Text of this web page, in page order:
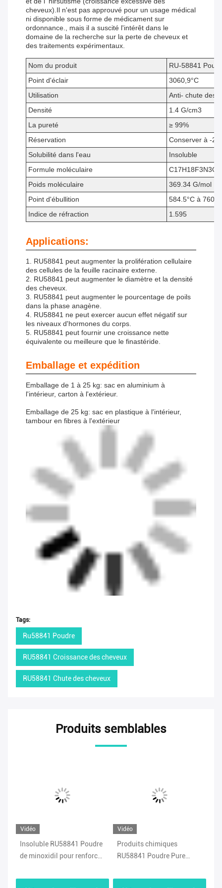
cheveux).Il n'est pas approuvé pour un usage médical
ni disponible sous forme de médicament sur
ordonnance., mais il a suscité l'intérêt dans le
domaine de la recherche sur la perte de cheveux et
des traitements expérimentaux.
Nom du produit
RU-58841
Point d'éclair
3060,9°C
Utilisation
Anti- chute des
Densité
1.4 G/cm3
La pureté
≥ 99%
Réservation
Conserver à -
Solubilité dans l'eau
Insoluble
Formule moléculaire
C17H18F3N3O3
Poids moléculaire
369.34 G/mol
Point d'ébullition
584.5°C à 760
Indice de réfraction
1.595
Applications:
1. RU58841 peut augmenter la prolifération cellulaire
des cellules de la feuille racinaire externe.
2. RU58841 peut augmenter le diamètre et la densité
des cheveux.
3. RU58841 peut augmenter le pourcentage de poils
dans la phase anagène.
4. RU58841 ne peut exercer aucun effet négatif sur
les niveaux d'hormones du corps.
5. RU58841 peut fournir une croissance nette
équivalente ou meilleure que le finastéride.
Emballage et expédition
Emballage de 1 à 25 kg: sac en aluminium à
l'intérieur, carton à l'extérieur.
Emballage de 25 kg: sac en plastique à l'intérieur,
tambour en fibres à l'extérieur
Tags:
Ru58841 Poudre
RU58841 Croissance des cheveux
RU58841 Chute des cheveux
Produits semblables
Vidéo
Insoluble RU58841 Poudre
de minoxidil pour renforcer
Vidéo
Produits chimiques
RU58841 Poudre Pure
Traitement capillaire